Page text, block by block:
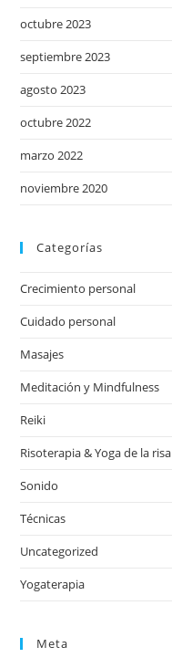
octubre 2023
septiembre 2023
agosto 2023
octubre 2022
marzo 2022
noviembre 2020
Categorías
Crecimiento personal
Cuidado personal
Masajes
Meditación y Mindfulness
Reiki
Risoterapia & Yoga de la risa
Sonido
Técnicas
Uncategorized
Yogaterapia
Meta